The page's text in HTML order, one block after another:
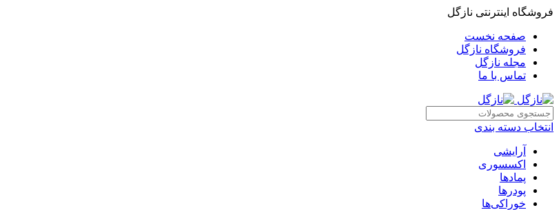
فروشگاه اینترنتی نازگل
صفحه نخست
فروشگاه نازگل
مجله نازگل
تماس با ما
انتخاب دسته بندی
آرایشی
اکسسوری
پمادها
پودرها
خوراکی‌ها